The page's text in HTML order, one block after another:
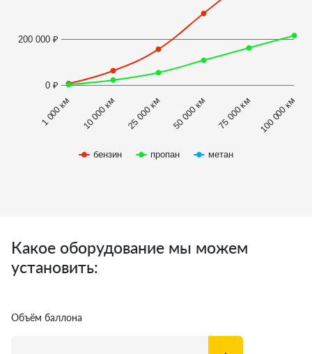
бензин пропан метан
1 000 км 10 000 км 25 000 км 50 000 км 75 000 км 100 000 км
0 ₽
200 000 ₽
Какое оборудование мы можем
установить:
Объём баллона